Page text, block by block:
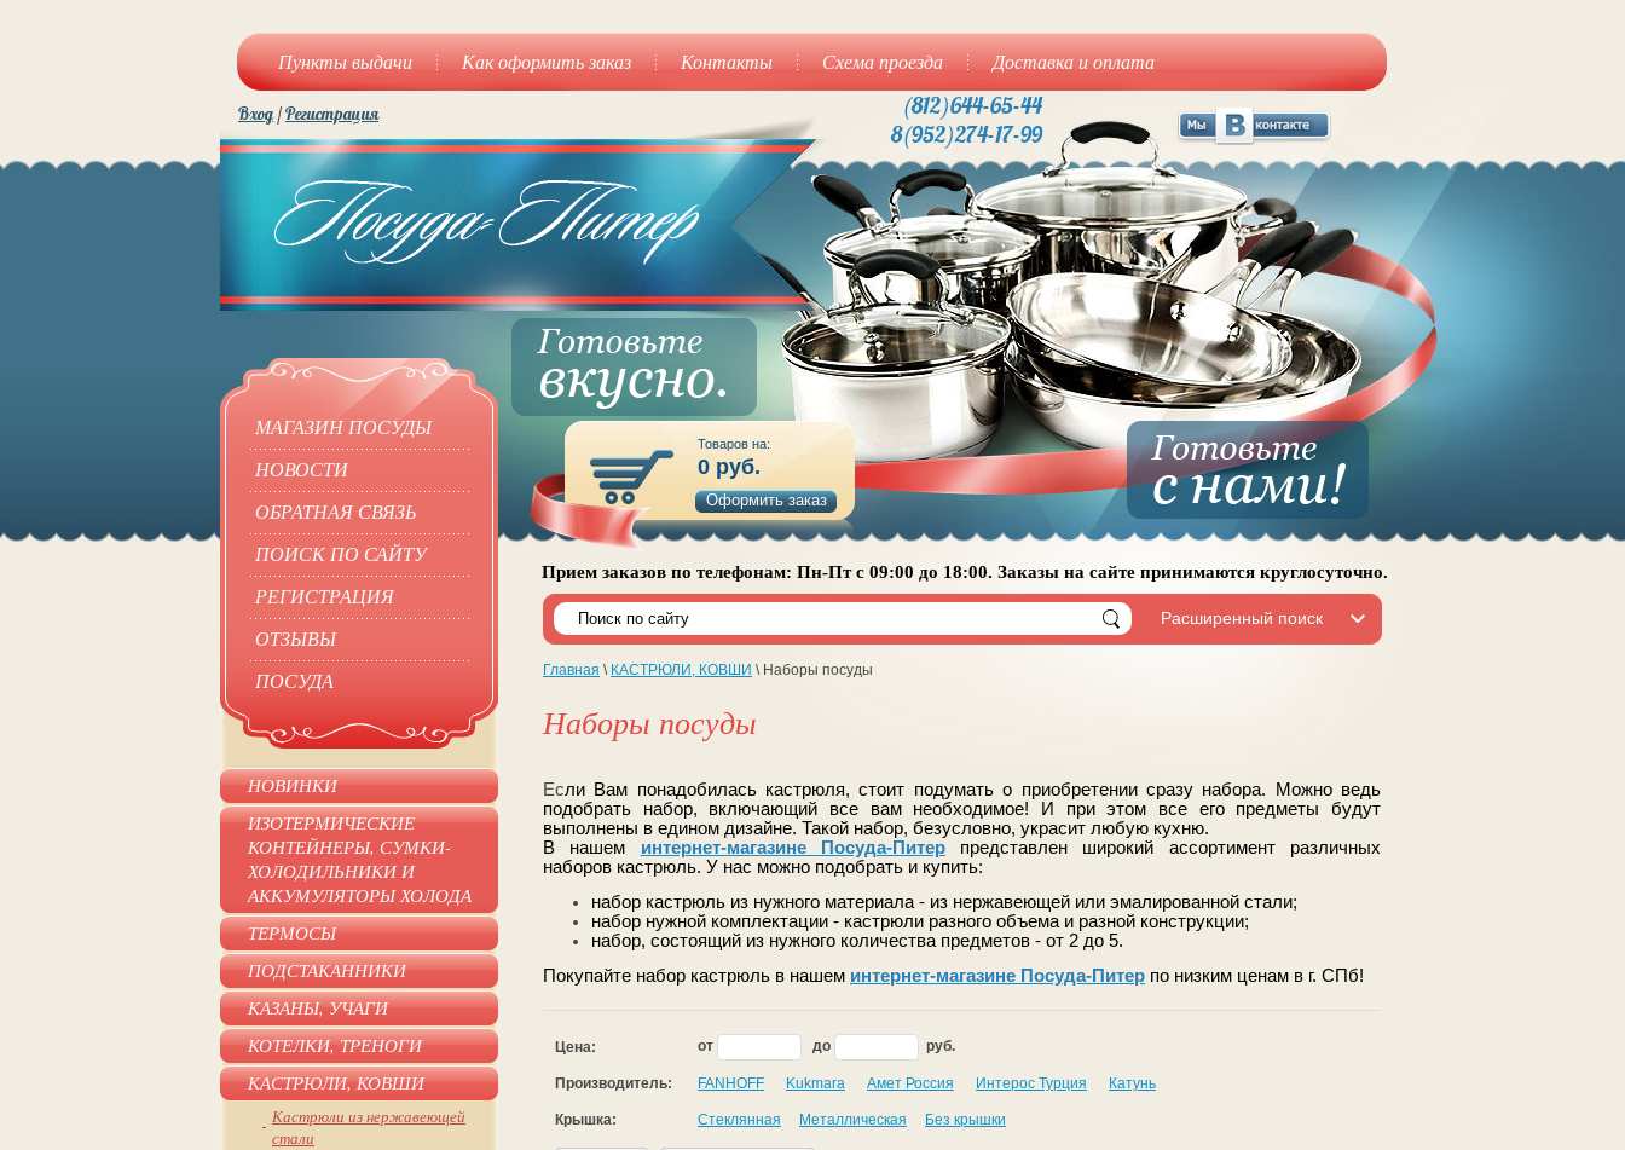
Товаров на:
0 руб.
Оформить заказ
(812)644-65-44
8(952)274-17-99
Пункты выдачи Как оформить заказ Контакты Схема проезда Доставка и оплата
Прием заказов по телефонам: Пн-Пт с 09:00 до 18:00. Заказы на сайте принимаются круглосуточно.
Вход/Регистрация
Расширенный поиск
Главная \ КАСТРЮЛИ, КОВШИ \ Наборы посуды
Наборы посуды
Если Вам понадобилась кастрюля, стоит подумать о приобретении сразу набора. Можно ведь
подобрать набор, включающий все вам необходимое! И при этом все его предметы будут
выполнены в едином дизайне. Такой набор, безусловно, украсит любую кухню.
В нашем интернет-магазине Посуда-Питерпредставлен широкий ассортимент различных
наборов кастрюль. У нас можно подобрать и купить:
набор кастрюль из нужного материала - из нержавеющей или эмалированной стали;
набор нужной комплектации - кастрюли разного объема и разной конструкции;
набор, состоящий из нужного количества предметов - от 2 до 5.
Покупайте набор кастрюль в нашем интернет-магазине Посуда-Питер по низким ценам в г. СПб!
Цена: от до руб.
Производитель: FANHOFF Kukmara Амет Россия Интерос Турция Катунь
Крышка: Стеклянная Металлическая Без крышки
МАГАЗИН ПОСУДЫ
НОВОСТИ
ОБРАТНАЯ СВЯЗЬ
ПОИСК ПО САЙТУ
РЕГИСТРАЦИЯ
ОТЗЫВЫ
ПОСУДА
НОВИНКИ
ИЗОТЕРМИЧЕСКИЕ
КОНТЕЙНЕРЫ, СУМКИ-
ХОЛОДИЛЬНИКИ И
АККУМУЛЯТОРЫ ХОЛОДА
ТЕРМОСЫ
ПОДСТАКАННИКИ
КАЗАНЫ, УЧАГИ
КОТЕЛКИ, ТРЕНОГИ
КАСТРЮЛИ, КОВШИ
Кастрюли из нержавеющей
стали